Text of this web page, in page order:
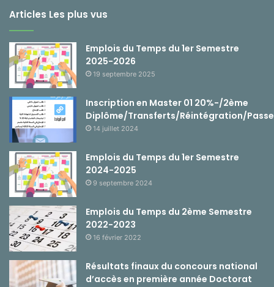
Articles Les plus vus
Emplois du Temps du 1er Semestre
2025-2026
19 septembre 2025
Inscription en Master 01 20%-/2ème
Diplôme/Transferts/Réintégration/
14 juillet 2024
Emplois du Temps du 1er Semestre
2024-2025
9 septembre 2024
Emplois du Temps du 2ème Semestre
2022-2023
16 février 2022
Résultats finaux du concours national
d’accès en première année Doctorat